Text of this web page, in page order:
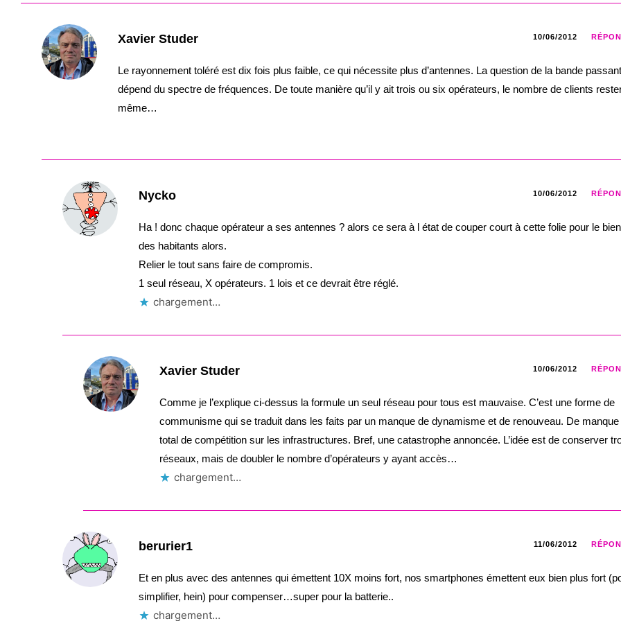
Xavier Studer 10/06/2012
Le rayonnement toléré est dix fois plus faible, ce qui nécessite plus d’antennes. La question de la bande
dépend du spectre de fréquences. De toute manière qu’il y ait trois ou six opérateurs, le nombre de clients
même…
Nycko 10/06/2012
Ha ! donc chaque opérateur a ses antennes ? alors ce sera à l état de couper court à cette folie pour le bien
des habitants alors.
Relier le tout sans faire de compromis.
1 seul réseau, X opérateurs. 1 lois et ce devrait être réglé.
chargement…
Xavier Studer 10/06/2012
Comme je l’explique ci-dessus la formule un seul réseau pour tous est mauvaise. C’est une forme de
communisme qui se traduit dans les faits par un manque de dynamisme et de renouveau. De manque
total de compétition sur les infrastructures. Bref, une catastrophe annoncée. L’idée est de conserver
réseaux, mais de doubler le nombre d’opérateurs y ayant accès…
chargement…
berurier1 11/06/2012
Et en plus avec des antennes qui émettent 10X moins fort, nos smartphones émettent eux bien plus fort
simplifier, hein) pour compenser…super pour la batterie..
chargement…